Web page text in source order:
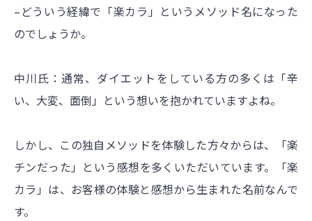
–どういう経緯で「楽カラ」というメソッド名になった
のでしょうか。
中川氏：通常、ダイエットをしている方の多くは「辛
い、大変、面倒」という想いを抱かれていますよね。
しかし、この独自メソッドを体験した方々からは、「楽
チンだった」という感想を多くいただいています。「楽
カラ」は、お客様の体験と感想から生まれた名前なんで
す。